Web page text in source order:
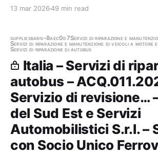
13 mar 202649 min read
suppliesbariv-8aec0d7Servizi di riparazione e
Servizi di riparazione e manutenzione di veicoli a
Servizi di riparazione di autobus
Italia – Servizi di
autobus –
Servizio di revisione…
del Sud Est e Servizi
Automobilistici S.r.l. –
con Socio Unico